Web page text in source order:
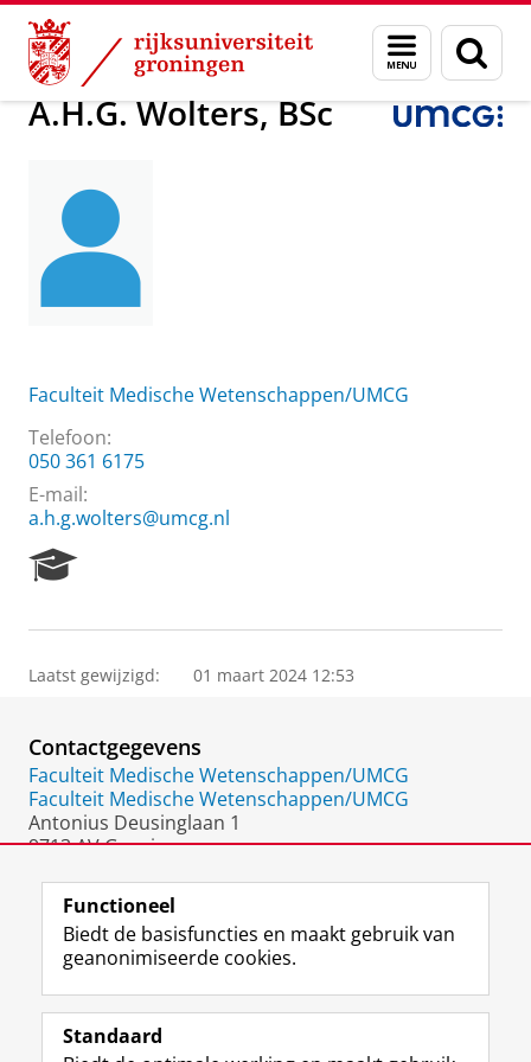
Skip
Content
Skip
Navigation
Menu
en
zoeken
Over ons A.H.G. Wolters, BSc
A.H.G. Wolters, BSc
Faculteit Medische Wetenschappen/UMCG
Telefoon:
050 361 6175
E-mail:
a.h.g.wolters@umcg.nl
e
r
P
o
r
t
a
Laatst gewijzigd: 01 maart 2024 12:53
Contactgegevens
Faculteit Medische Wetenschappen/UMCG
Faculteit Medische Wetenschappen/UMCG
Antonius Deusinglaan 1
9713 AV Groningen
Volg de RUG
F
a
L
i
R
S
I
n
Y
o
Functioneel
Biedt de basisfuncties en maakt gebruik van
geanonimiseerde cookies.
Standaard